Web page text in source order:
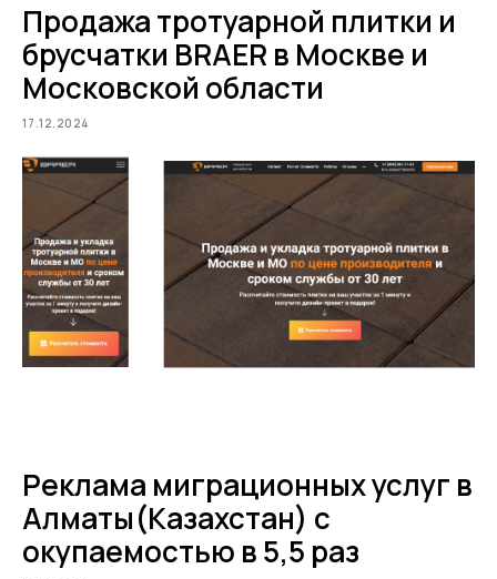
Продажа тротуарной плитки и
брусчатки BRAER в Москве и
Московской области
17.12.2024
Реклама миграционных услуг в
Алматы(Казахстан) с
окупаемостью в 5,5 раз